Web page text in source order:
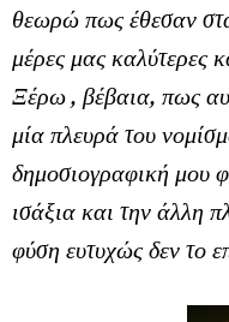
θεωρώ πως έθεσαν
μέρες μας καλύτερες
Ξέρω , βέβαια, πως
μία πλευρά του
δημοσιογραφική μου
ισάξια και την άλλη
φύση ευτυχώς δεν το